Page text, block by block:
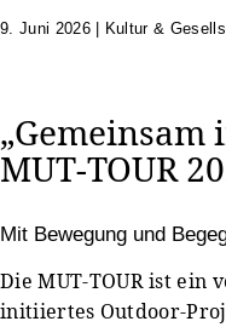
9. Juni 2026| Kultur &
„Gemeinsam
MUT-TOUR
Mit Bewegung und
Die MUT-TOUR ist ein
initiiertes Outdoor-